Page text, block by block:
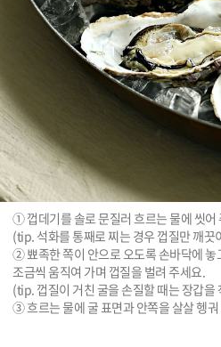
① 껍데기를 솔로 문질러 흐르는 물에 씻어
(tip. 석화를 통째로 찌는 경우 껍질만 깨끗
② 뾰족한 쪽이 안으로 오도록 손바닥에
조금씩 움직여 가며 껍질을 벌려 주세요.
(tip. 껍질이 거친 굴을 손질할 때는 장갑을
③ 흐르는 물에 굴 표면과 안쪽을 살살 헹궈